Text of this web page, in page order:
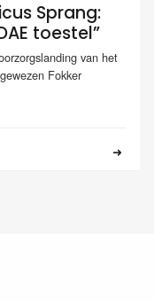
Sprang:
toestel”
van het
Fokker